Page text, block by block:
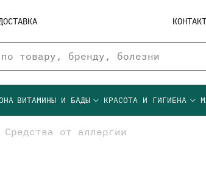
ВИТАМИНЫ И БАДЫ КРАСОТА И ГИГИЕНА
Средства от аллергии